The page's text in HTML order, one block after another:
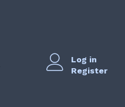
Log in
Register